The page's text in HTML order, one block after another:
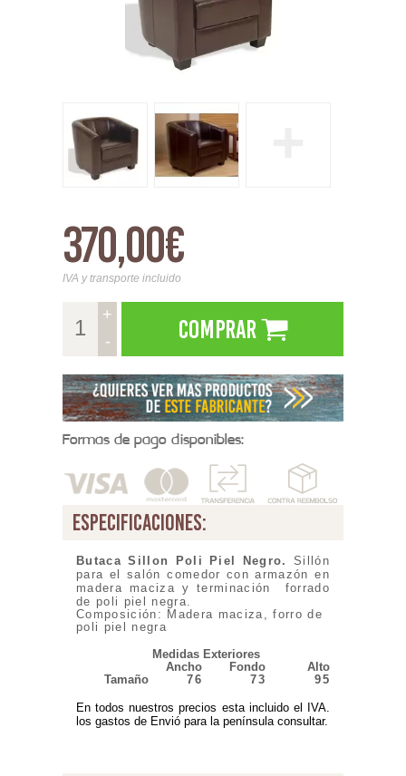
370,00€
IVA y transporte incluido
+
-
Comprar
Formas de pago disponibles:
especificaciones:
Butaca Sillon Poli Piel Negro.
Sillón
para el salón comedor con armazón en
madera maciza y terminación forrado
de poli piel negra.
Composición: Madera maciza, forro de
poli piel negra
Medidas Exteriores
Ancho
Fondo
Alto
Tamaño
76 73 95
En todos nuestros precios esta incluido el IVA.
los gastos de Envió para la península consultar.